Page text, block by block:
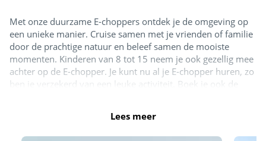
Met onze duurzame E-choppers ontdek je de omgeving op
een unieke manier. Cruise samen met je vrienden of familie
door de prachtige natuur en beleef samen de mooiste
momenten. Kinderen van 8 tot 15 neem je ook gezellig mee
achter op de E-chopper. Je kunt nu al je E-chopper huren, zo
ben je verzekerd van een leuke activiteit. Boek je ook de
of veranderde plannen. Ook heb je met onze glimlach
garantie geen eigen risico op per ongeluk opgelopen schade.
Lees meer